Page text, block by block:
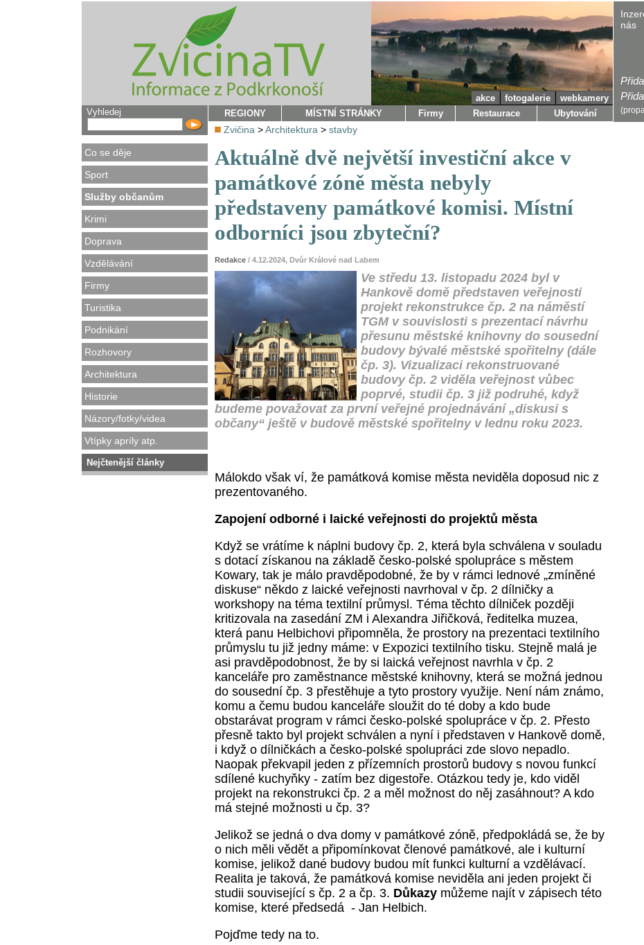
Vyhledej
Co se děje
Sport
Služby občanům
Krimi
Doprava
Vzdělávání
Firmy
Turistika
Podnikání
Rozhovory
Architektura
Historie
Názory/fotky/videa
Vtípky apríly atp.
Nejčtenější články
nás
akce fotogalerie
webkamery
REGIONY
MÍSTNÍ STRÁNKY Firmy Restaurace Ubytování
Zvičina >Architektura > stavby
Aktuálně dvě největší investiční akce v
památkové zóně města nebyly
představeny památkové komisi. Místní
odborníci jsou zbyteční?
Redakce / 4.12.2024, Dvůr Králové nad Labem
Ve středu 13. listopadu 2024 byl v
Hankově domě představen veřejnosti
projekt rekonstrukce čp. 2 na náměstí
TGM v souvislosti s prezentací návrhu
přesunu městské knihovny do sousední
budovy bývalé městské spořitelny (dále
čp. 3). Vizualizaci rekonstruované
budovy čp. 2 viděla veřejnost vůbec
poprvé, studii čp. 3 již podruhé, když
budeme považovat za první veřejné projednávání „diskusi s
občany“ ještě v budově městské spořitelny v lednu roku 2023.
Málokdo však ví, že památková komise města neviděla doposud nic z
prezentovaného.
Zapojení odborné i laické veřejnosti do projektů města
Když se vrátíme k náplni budovy čp. 2, která byla schválena v souladu
s dotací získanou na základě česko-polské spolupráce s městem
Kowary, tak je málo pravděpodobné, že by v rámci lednové „zmíněné
diskuse“ někdo z laické veřejnosti navrhoval v čp. 2 dílničky a
workshopy na téma textilní průmysl. Téma těchto dílniček později
kritizovala na zasedání ZM i Alexandra Jiřičková, ředitelka muzea,
která panu Helbichovi připomněla, že prostory na prezentaci textilního
průmyslu tu již jedny máme: v Expozici textilního tisku. Stejně malá je
asi pravděpodobnost, že by si laická veřejnost navrhla v čp. 2
kanceláře pro zaměstnance městské knihovny, která se možná jednou
do sousední čp. 3 přestěhuje a tyto prostory využije. Není nám známo,
komu a čemu budou kanceláře sloužit do té doby a kdo bude
obstarávat program v rámci česko-polské spolupráce v čp. 2. Přesto
přesně takto byl projekt schválen a nyní i představen v Hankově domě,
i když o dílničkách a česko-polské spolupráci zde slovo nepadlo.
Naopak překvapil jeden z přízemních prostorů budovy s novou funkcí
sdílené kuchyňky - zatím bez digestoře. Otázkou tedy je, kdo viděl
projekt na rekonstrukci čp. 2 a měl možnost do něj zasáhnout? A kdo
má stejné možnosti u čp. 3?
Jelikož se jedná o dva domy v památkové zóně, předpokládá se, že by
o nich měli vědět a připomínkovat členové památkové, ale i kulturní
komise, jelikož dané budovy budou mít funkci kulturní a vzdělávací.
Realita je taková, že památková komise neviděla ani jeden projekt či
studii související s čp. 2 a čp. 3. Důkazy můžeme najít v zápisech této
komise, které předsedá - Jan Helbich.
Pojďme tedy na to.